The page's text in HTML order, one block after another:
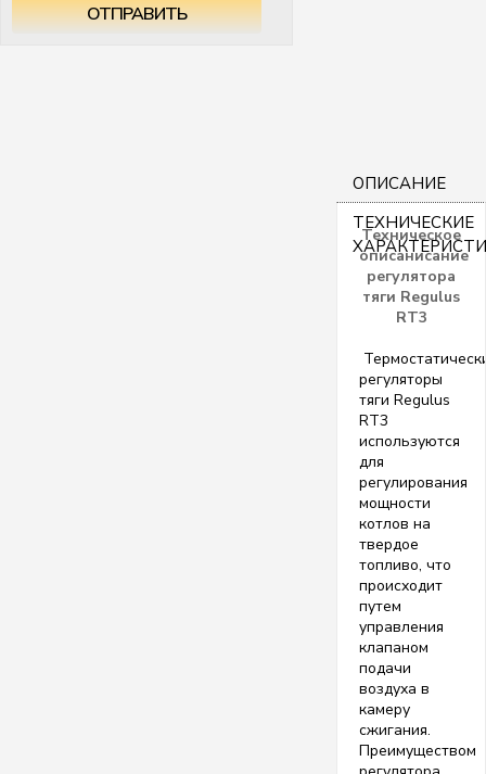
ОТПРАВИТЬ
ОПИСАНИЕ
ТЕХНИЧЕСКИЕ
Техническое
описанисание
регулятора
тяги Regulus
RT3
регуляторы
тяги Regulus
RT3
используются
для
регулирования
мощности
котлов на
твердое
топливо, что
происходит
путем
управления
клапаном
подачи
воздуха в
камеру
сжигания.
Преимуществом